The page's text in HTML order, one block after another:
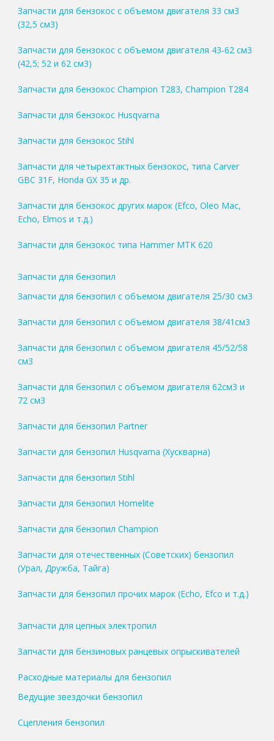
Запчасти для бензокос с объемом двигателя 33 см3
(32,5 см3)
Запчасти для бензокос с объемом двигателя 43-62 см3
(42,5; 52 и 62 см3)
Запчасти для бензокос Champion T283, Champion T284
Запчасти для бензокос Husqvarna
Запчасти для бензокос Stihl
Запчасти для четырехтактных бензокос, типа Carver
GBC 31F, Honda GX 35 и др.
Запчасти для бензокос других марок (Efco, Oleo Mac,
Echo, Elmos и т.д.)
Запчасти для бензокос типа Hammer MTK 620
Запчасти для бензопил
Запчасти для бензопил с объемом двигателя 25/30 см3
Запчасти для бензопил с объемом двигателя 38/41см3
Запчасти для бензопил с объемом двигателя 45/52/58
см3
Запчасти для бензопил с объемом двигателя 62см3 и
72 см3
Запчасти для бензопил Partner
Запчасти для бензопил Husqvarna (Хускварна)
Запчасти для бензопил Stihl
Запчасти для бензопил Homelite
Запчасти для бензопил Champion
Запчасти для отечественных (Советских) бензопил
(Урал, Дружба, Тайга)
Запчасти для бензопил прочих марок (Echo, Efco и т.д.)
Запчасти для цепных электропил
Запчасти для бензиновых ранцевых опрыскивателей
Расходные материалы для бензопил
Ведущие звездочки бензопил
Сцепления бензопил